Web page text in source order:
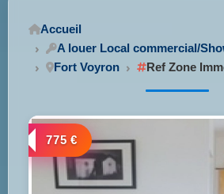
Accueil
A louer Local commercial/
Fort Voyron
Ref Zone
775 €